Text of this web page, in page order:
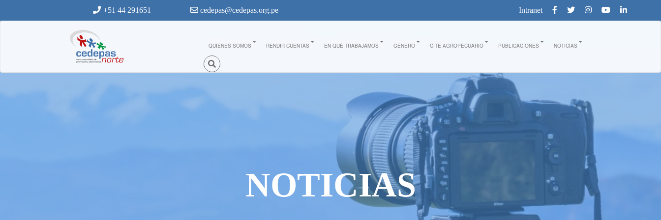
+51 44 291651 cedepas@cedepas.org.pe Intranet
QUIÉNES SOMOS RENDIR CUENTAS EN QUÉ TRABAJAMOS GÉNERO CITE AGROPECUARIO PUBLICACIONES NOTICIAS
NOTICIAS